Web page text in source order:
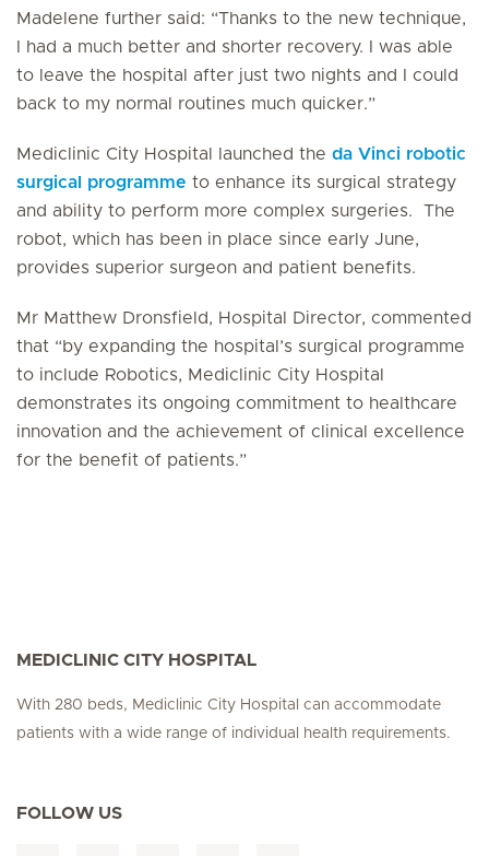
Madelene further said: “Thanks to the new technique,
I had a much better and shorter recovery. I was able
to leave the hospital after just two nights and I could
back to my normal routines much quicker.”
Mediclinic City Hospital launched the da Vinci robotic
surgical programme to enhance its surgical strategy
and ability to perform more complex surgeries. The
robot, which has been in place since early June,
provides superior surgeon and patient benefits.
Mr Matthew Dronsfield, Hospital Director, commented
that “by expanding the hospital’s surgical programme
to include Robotics, Mediclinic City Hospital
demonstrates its ongoing commitment to healthcare
innovation and the achievement of clinical excellence
for the benefit of patients.”
MEDICLINIC CITY HOSPITAL
With 280 beds, Mediclinic City Hospital can accommodate
patients with a wide range of individual health requirements.
FOLLOW US